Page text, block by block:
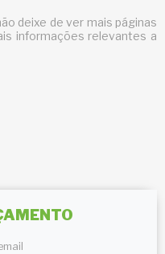
deixe de ver mais páginas
informações relevantes a